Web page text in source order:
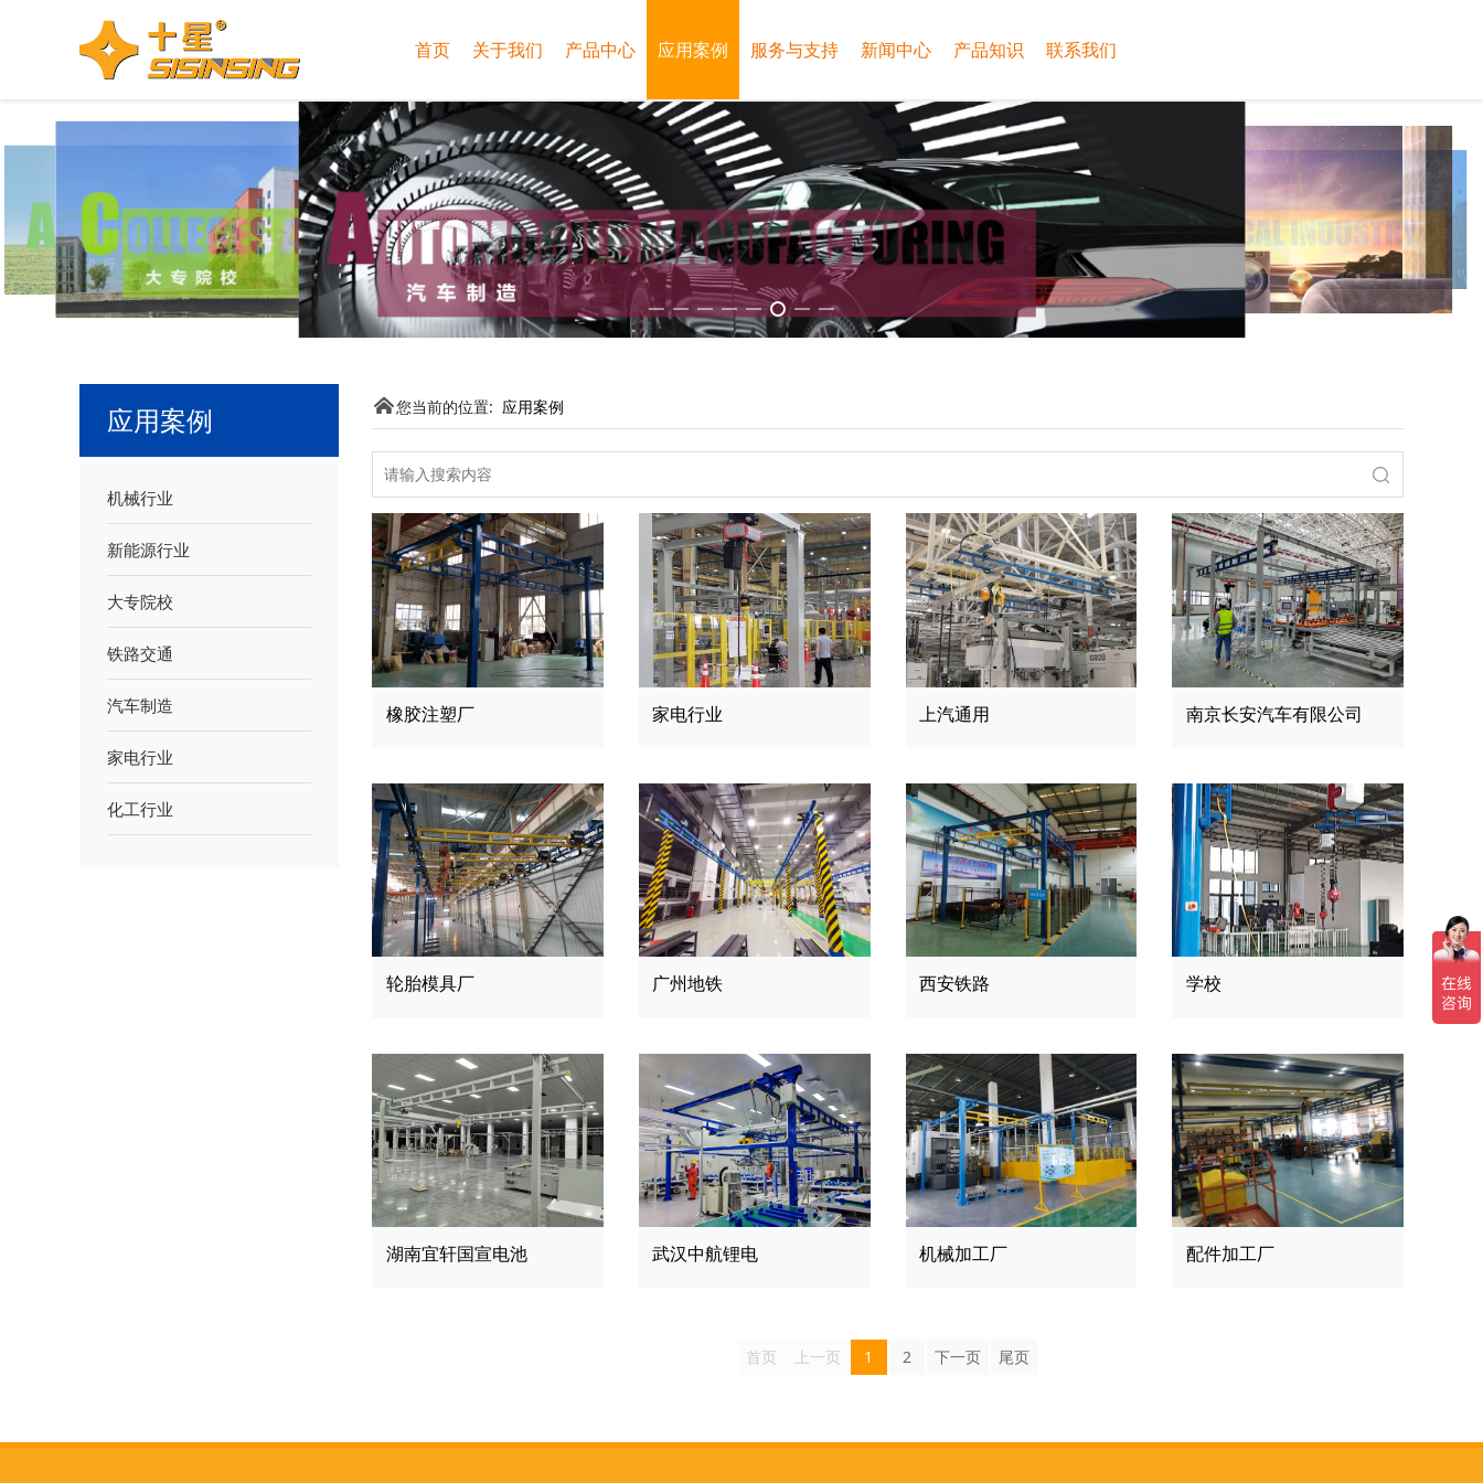
首页 关于我们 产品中心 应用案例 服务与支持 新闻中心 产品知识 联系我们
应用案例
机械行业
新能源行业
大专院校
铁路交通
汽车制造
家电行业
化工行业
您当前的位置: 应用案例
橡胶注塑厂 家电行业 上汽通用 南京长安汽车有限公司
轮胎模具厂 广州地铁 西安铁路 学校
湖南宜轩国宣电池 武汉中航锂电 机械加工厂 配件加工厂
首页 上一页 1 2 下一页 尾页